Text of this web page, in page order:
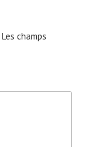
Les champs